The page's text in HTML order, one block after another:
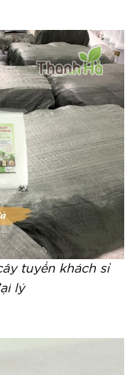
tuyển khách sỉ
lý